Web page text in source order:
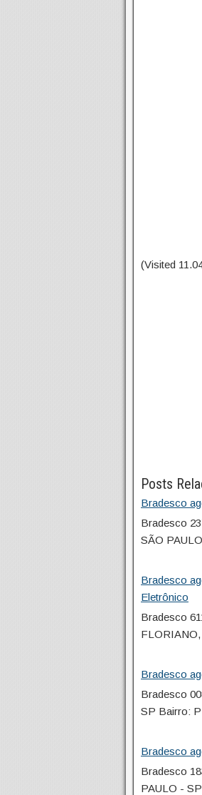
(Visited
Posts
Bradesco
Bradesco
SÃO
Bradesco
Eletrônico
Bradesco
Bradesco
Bradesco
SP Bairro:
Bradesco
Bradesco
PAULO -